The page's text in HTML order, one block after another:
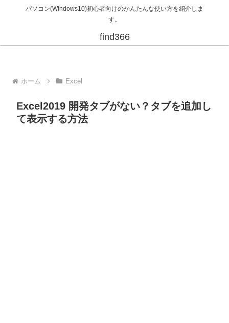
パソコン(Windows10)初心者向けのかんたんな使い方を紹介しま
す。
find366
ホーム Excel
Excel2019 開発タブがない？タブを追加し
て表示する方法